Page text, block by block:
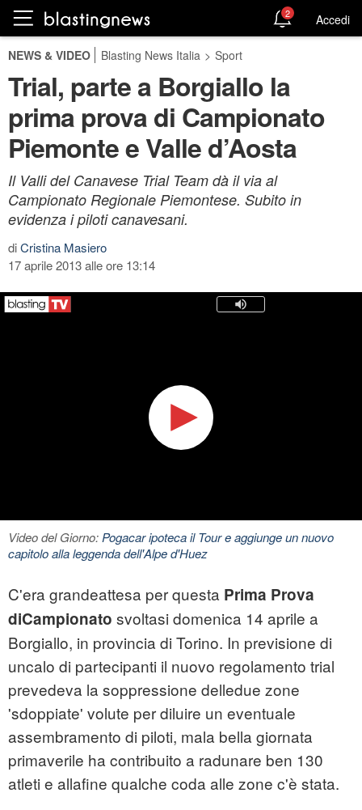
2 Accedi
NEWS & VIDEO Blasting News Italia > Sport
Trial, parte a Borgiallo la
prima prova di Campionato
Piemonte e Valle d’Aosta
Il Valli del Canavese Trial Team dà il via al
Campionato Regionale Piemontese. Subito in
evidenza i piloti canavesani.
diCristina Masiero
17 aprile 2013 alle ore 13:14
Video del Giorno: Pogacar ipoteca il Tour e aggiunge un nuovo
capitolo alla leggenda dell'Alpe d'Huez
C'era grandeattesa per questa Prima Prova
diCampionato svoltasi domenica 14 aprile a
Borgiallo, in provincia di Torino. In previsione di
uncalo di partecipanti il nuovo regolamento trial
prevedeva la soppressione delledue zone
'sdoppiate' volute per diluire un eventuale
assembramento di piloti, mala bella giornata
primaverile ha contribuito a radunare ben 130
atleti e allafine qualche coda alle zone c'è stata.